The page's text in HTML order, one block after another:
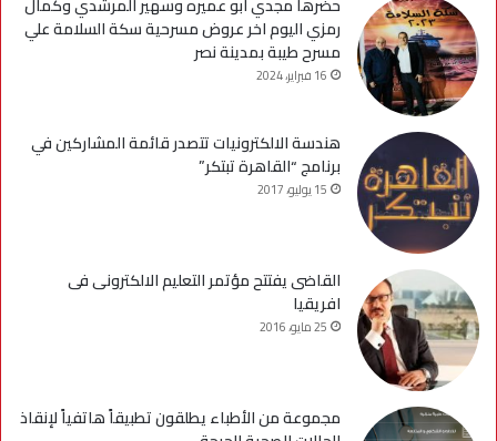
رمزي اليوم اخر عروض مسرحية سكة السلامة علي
مسرح طيبة بمدينة نصر
16 فبراير، 2024
هندسة الالكترونيات تتصدر قائمة المشاركين في
برنامج “القاهرة تبتكر”
15 يوليو، 2017
القاضى يفتتح مؤتمر التعليم الالكترونى فى
افريقيا
25 مايو، 2016
مجموعة من الأطباء يطلقون تطبيقاً هاتفياً لإنقاذ